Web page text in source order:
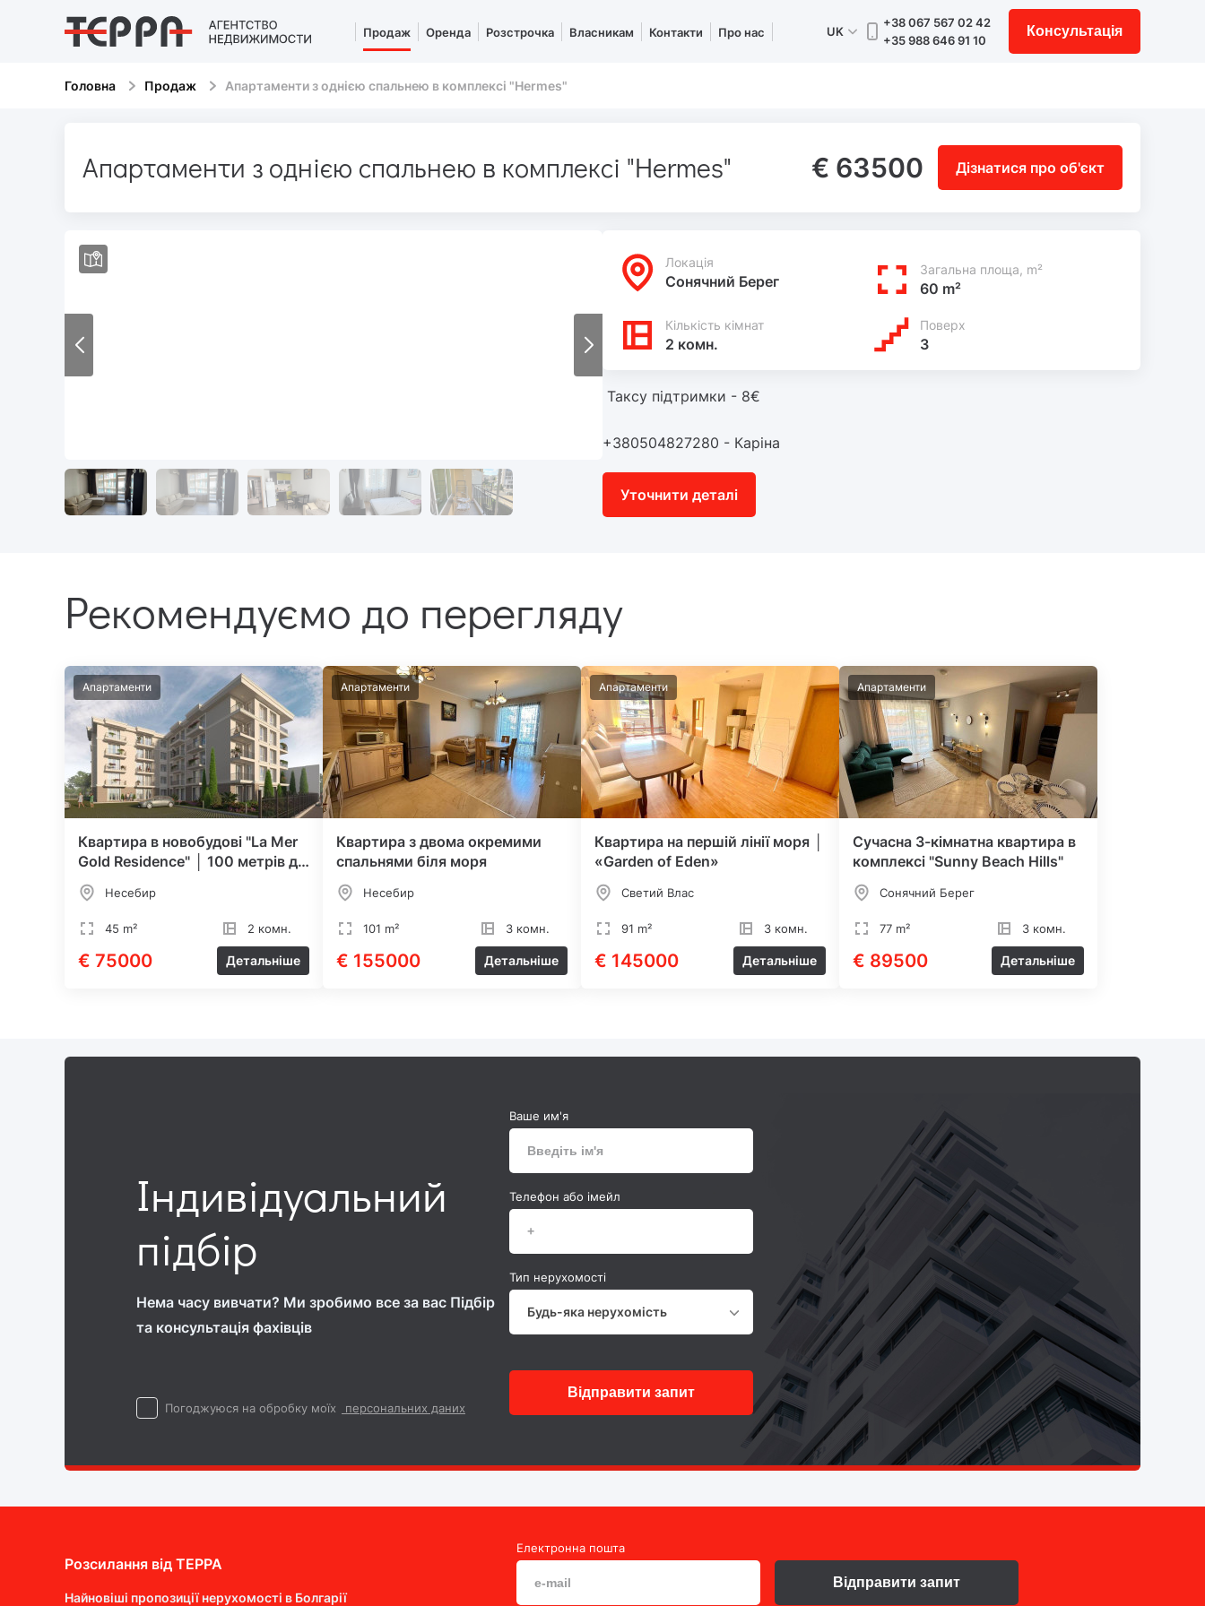
Продаж Оренда Розстрочка Власникам Контакти Про нас UK
+38 067 567 02 42
+35 988 646 91 10
Консультація
Головна Продаж Апартаменти з однією спальнею в комплексі "Hermes"
Апартаменти з однією спальнею в комплексі "Hermes" € 63500 Дізнатися про об'єкт
Локацiя
Сонячний Берег
Загальна площа, m²
60 m²
Кількість кімнат
2 комн.
Поверх
3
Таксу підтримки - 8€
+380504827280 - Каріна
Уточнити деталі
Рекомендуємо до перегляду
Апартаменти
Квартира в новобудові "La Mer
Gold Residence" │ 100 метрів до
моря
Несебир
45 m² 2 комн.
€ 75000 Детальніше
Апартаменти
Квартира з двома окремими
спальнями біля моря
Несебир
101 m² 3 комн.
€ 155000 Детальніше
Апартаменти
Квартира на першій лінії моря │
«Garden of Eden»
Светий Влас
91 m² 3 комн.
€ 145000 Детальніше
Апартаменти
Сучасна 3-кімнатна квартира в
комплексі "Sunny Beach Hills"
Сонячний Берег
77 m² 3 комн.
€ 89500 Детальніше
Індивідуальний
підбір
Нема часу вивчати? Ми зробимо все за вас Підбір
та консультація фахівців
Ваше им'я
Телефон або імейл
Тип нерухомості
Будь-яка нерухомість
Відправити запит
Погоджуюся на обробку моїх персональних даних
Розсилання від ТEPPA
Найновіші пропозиції нерухомості в Болгарії
Електронна пошта
Відправити запит